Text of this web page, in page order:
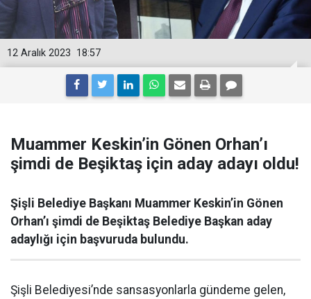
18:57
12 Aralık 2023
Muammer Keskin’in Gönen Orhan’ı
şimdi de Beşiktaş için aday adayı oldu!
Şişli Belediye Başkanı Muammer Keskin’in Gönen
Orhan’ı şimdi de Beşiktaş Belediye Başkan aday
adaylığı için başvuruda bulundu.
Şişli Belediyesi’nde sansasyonlarla gündeme gelen,